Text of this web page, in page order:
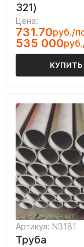
321)
Цена:
731.70руб./
535 000
КУПИТЬ
Артикул: N3181
Труба